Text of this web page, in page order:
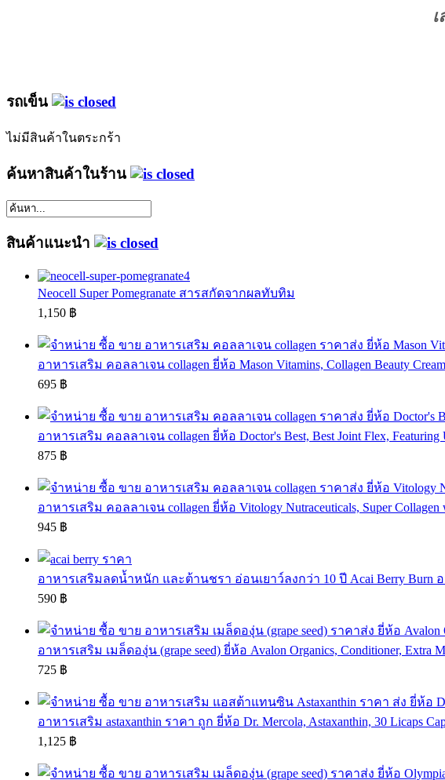
รถเข็น
ไม่มีสินค้าในตระกร้า
ค้นหาสินค้าในร้าน
สินค้าแนะนำ
Neocell Super Pomegranate สารสกัดจากผลทับทิม
1,150 ฿
อาหารเสริม คอลลาเจน collagen ยี่ห้อ Mason Vitamins, Collagen Beauty
695 ฿
อาหารเสริม คอลลาเจน collagen ยี่ห้อ Doctor's Best, Best Joint Flex, Featuring
875 ฿
อาหารเสริม คอลลาเจน collagen ยี่ห้อ Vitology Nutraceuticals, Super Collagen
945 ฿
อาหารเสริมลดน้ำหนัก และต้านชรา อ่อนเยาว์ลงกว่า 10 ปี Acai Berry Burn
590 ฿
อาหารเสริม เมล็ดองุ่น (grape seed) ยี่ห้อ Avalon Organics, Conditioner, Extra
725 ฿
อาหารเสริม astaxanthin ราคา ถูก ยี่ห้อ Dr. Mercola, Astaxanthin, 30 Licaps
1,125 ฿